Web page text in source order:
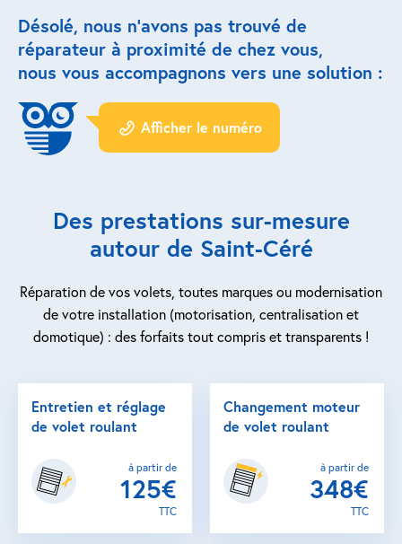
Modernisation et domotique
Centralisation volets roulants
Motoriser un volet roulant
ESPACE PRO
Nous recrutons
QUI SOMMES-NOUS ?
Désolé, nous n’avons pas trouvé de
réparateur à proximité de chez vous,
nous vous accompagnons vers une solution :
Afficher le numéro
Des prestations sur-mesure
autour de Saint-Céré
Réparation de vos volets, toutes marques ou modernisation
de votre installation (motorisation, centralisation et
domotique) : des forfaits tout compris et transparents !
Entretien et réglage
de volet roulant
à partir de
125€
TTC
Changement moteur
de volet roulant
à partir de
348€
TTC